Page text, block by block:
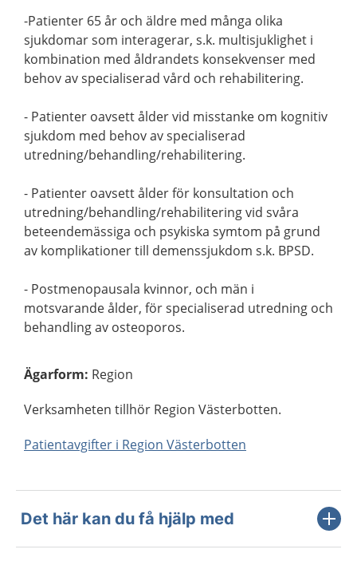
-Patienter 65 år och äldre med många olika
sjukdomar som interagerar, s.k. multisjuklighet i
kombination med åldrandets konsekvenser med
behov av specialiserad vård och rehabilitering.
- Patienter oavsett ålder vid misstanke om kognitiv
sjukdom med behov av specialiserad
utredning/behandling/rehabilitering.
- Patienter oavsett ålder för konsultation och
utredning/behandling/rehabilitering vid svåra
beteendemässiga och psykiska symtom på grund
av komplikationer till demenssjukdom s.k. BPSD.
- Postmenopausala kvinnor, och män i
motsvarande ålder, för specialiserad utredning och
behandling av osteoporos.
Ägarform: Region
Verksamheten tillhör Region Västerbotten.
Patientavgifter i Region Västerbotten
Det här kan du få hjälp med